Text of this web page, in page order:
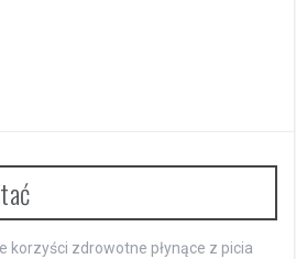
korzyści zdrowotne płynące z picia